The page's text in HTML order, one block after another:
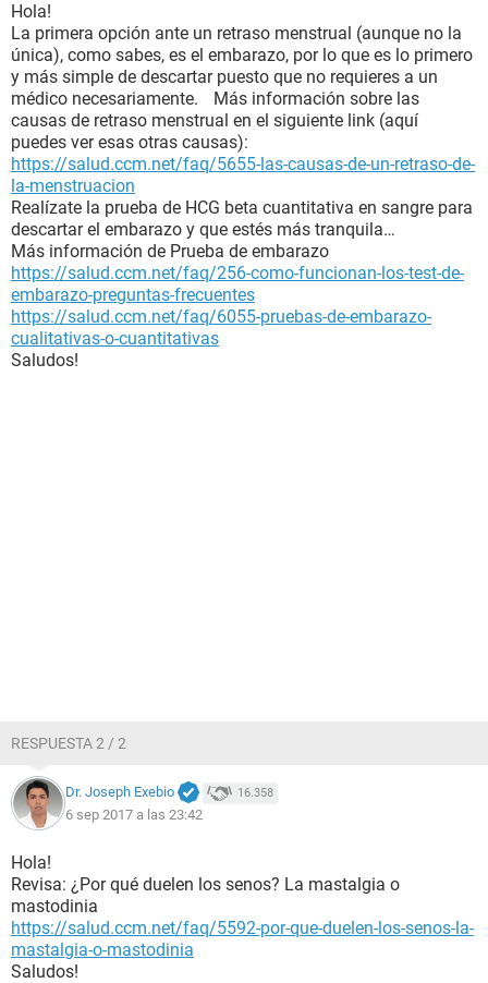
Hola!
La primera opción ante un retraso menstrual (aunque no la
única), como sabes, es el embarazo, por lo que es lo primero
y más simple de descartar puesto que no requieres a un
médico necesariamente. Más información sobre las
causas de retraso menstrual en el siguiente link (aquí
puedes ver esas otras causas):
https://salud.ccm.net/faq/5655-las-causas-de-un-retraso-de-
la-menstruacion
Realízate la prueba de HCG beta cuantitativa en sangre para
descartar el embarazo y que estés más tranquila…
Más información de Prueba de embarazo
https://salud.ccm.net/faq/256-como-funcionan-los-test-de-
embarazo-preguntas-frecuentes
https://salud.ccm.net/faq/6055-pruebas-de-embarazo-
cualitativas-o-cuantitativas
Saludos!
RESPUESTA 2 / 2
Dr. Joseph Exebio 16.358
6 sep 2017 a las 23:42
Hola!
Revisa: ¿Por qué duelen los senos? La mastalgia o
mastodinia
https://salud.ccm.net/faq/5592-por-que-duelen-los-senos-la-
mastalgia-o-mastodinia
Saludos!